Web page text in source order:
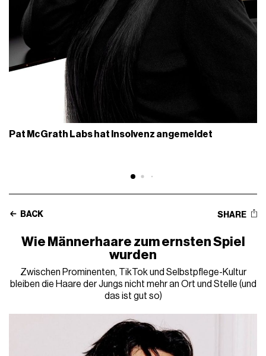
Pat McGrath Labs hat Insolvenz angemeldet
BACK SHARE
Wie Männerhaare zum ernsten Spiel
wurden
Zwischen Prominenten, TikTok und Selbstpflege-Kultur
bleiben die Haare der Jungs nicht mehr an Ort und Stelle (und
das ist gut so)